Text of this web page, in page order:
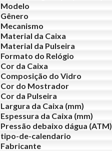
Modelo
Gênero
Mecanismo
Material da Caixa
Material da Pulseira
Formato do Relógio
Cor da Caixa
Composição do Vidro
Cor do Mostrador
Cor da Pulseira
Largura da Caixa (mm)
Espessura da Caixa (mm)
Pressão debaixo dágua (ATM)
tipo-de-calendario
Fabricante